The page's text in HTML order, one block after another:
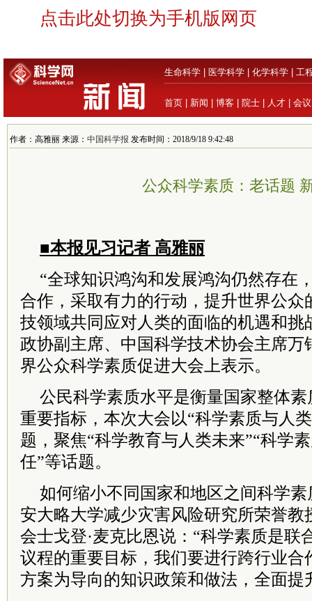
点击此处切换为手机版网页
生命科学 医学科学 化学科学 工
首页 新闻 博客 院士 人才 会议
作者：高雅丽 来源： 中国科学报 发布时间：2018/9/18 9:42:48
公众科学素质：老话题
■本报见习记者 高雅丽
“全球知识鸿沟和发展鸿沟仍然存在
合作，采取有力的行动，提升世界公众
技领域共同应对人类的面临的机遇和挑
政协副主席、中国科学技术协会主席万
界公众科学素质促进大会上表示。
公民科学素质水平是衡量国家整体
重要指标，本次大会以“科学素质与人
题，聚焦“科学教育与人类未来”“科学
任”等话题。
如何缩小不同国家和地区之间科学
安大略大学减少灾害风险研究所荣誉教
会士戈登·麦克比恩说：“科学素质是联
议程的重要目标，我们要进行跨行业合
方案为导向的知识政策和做法，全面提